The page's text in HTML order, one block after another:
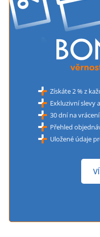
Získáte 2 % z
Exkluzivní slevy
30 dní na vrácení
Přehled
Uložené údaje